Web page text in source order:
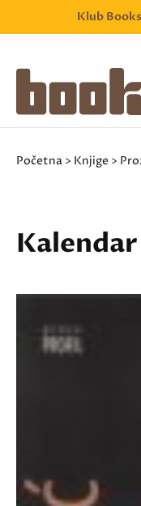
Klub
Početna > Knjige >